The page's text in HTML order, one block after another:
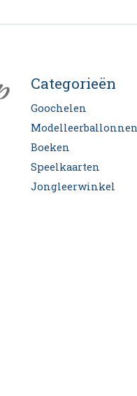
Categorieën
Goochelen
Modelleerballonnen
Boeken
Speelkaarten
Jongleerwinkel